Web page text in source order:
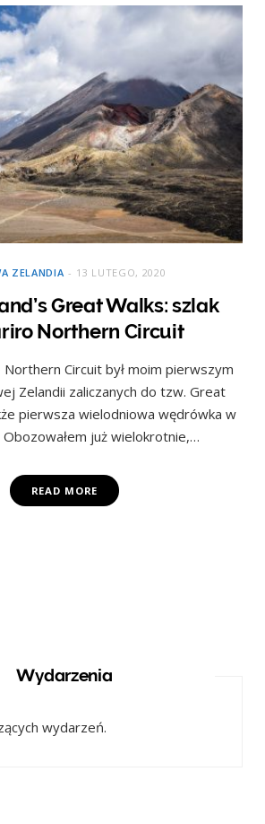
ZELANDIA 13 LUTEGO, 2020
Great Walks: szlak
Northern Circuit
Circuit był moim pierwszym
Zelandii zaliczanych do tzw. Great
pierwsza wielodniowa wędrówka w
Obozowałem już wielokrotnie,…
READ MORE
Wydarzenia
wydarzeń.